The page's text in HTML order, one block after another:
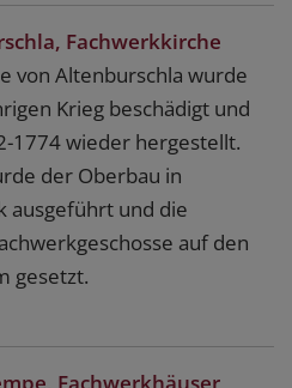
Fachwerkkirche
von Altenburschla wurde
Krieg beschädigt und
1774 wieder hergestellt.
der Oberbau in
ausgeführt und die
auf den
gesetzt.
Fachwerkhäuser